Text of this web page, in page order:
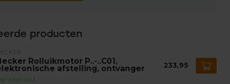
producten
Rolluikmotor P..-..C01,
afstelling, ontvanger
voorraad
233,95